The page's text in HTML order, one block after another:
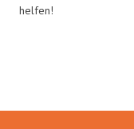
helfen!